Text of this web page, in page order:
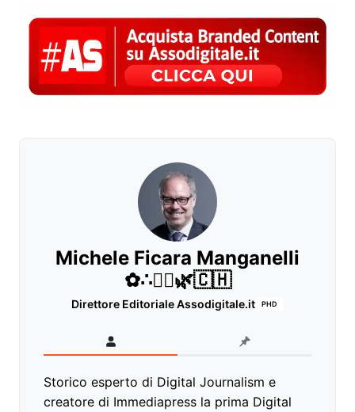
Michele Ficara Manganelli
✿∴♛🌿🇨🇭
Direttore Editoriale Assodigitale.it PHD
Storico esperto di Digital Journalism e
creatore di Immediapress la prima Digital